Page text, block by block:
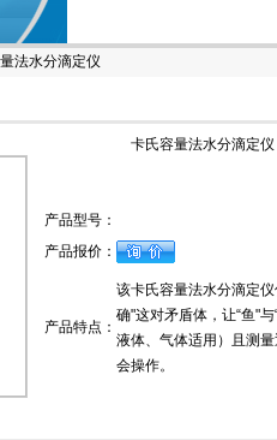
法水分滴定仪
卡氏容量法水分滴定仪
产品型号：
产品报价：
产品特点：
该卡氏容量法水分滴定
确"这对矛盾体，让“鱼"
液体、气体适用）且测
会操作。